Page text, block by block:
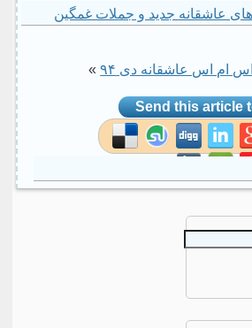
عاشقانه جدید و جملات غمگین
ام اس عاشقانه دی ۹۴ »
Send this article
social site